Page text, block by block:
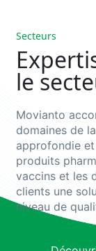
Secteurs
le
Movianto
domainesde
approfondie
produits
vaccins et les
clients une
niveau de